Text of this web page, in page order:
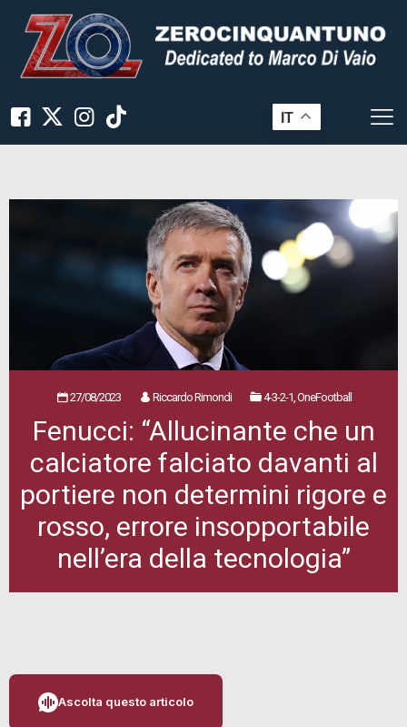
IT
27/08/2023 Riccardo Rimondi 4-3-2-1, OneFootball
Fenucci: “Allucinante che un
calciatore falciato davanti al
portiere non determini rigore e
rosso, errore insopportabile
nell’era della tecnologia”
Ascolta questo articolo